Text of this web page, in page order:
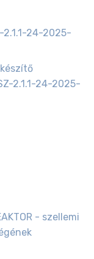
24-2025-
2.1.1-24-2025-
- szellemi